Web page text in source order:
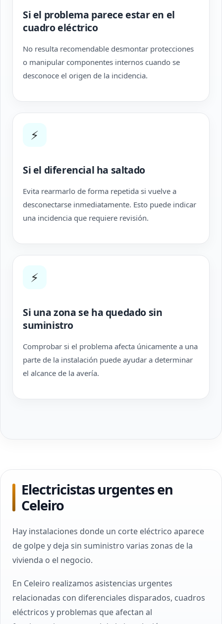
Si el problema parece estar en el
cuadro eléctrico
No resulta recomendable desmontar protecciones
o manipular componentes internos cuando se
desconoce el origen de la incidencia.
⚡
Si el diferencial ha saltado
Evita rearmarlo de forma repetida si vuelve a
desconectarse inmediatamente. Esto puede indicar
una incidencia que requiere revisión.
⚡
Si una zona se ha quedado sin
suministro
Comprobar si el problema afecta únicamente a una
parte de la instalación puede ayudar a determinar
el alcance de la avería.
Electricistas urgentes en
Celeiro
Hay instalaciones donde un corte eléctrico aparece
de golpe y deja sin suministro varias zonas de la
vivienda o el negocio.
En Celeiro realizamos asistencias urgentes
relacionadas con diferenciales disparados, cuadros
eléctricos y problemas que afectan al